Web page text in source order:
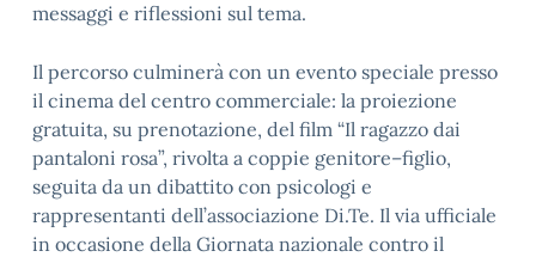
messaggi e riflessioni sul tema.
Il percorso culminerà con un evento speciale presso
il cinema del centro commerciale: la proiezione
gratuita, su prenotazione, del film “Il ragazzo dai
pantaloni rosa”, rivolta a coppie genitore–figlio,
seguita da un dibattito con psicologi e
rappresentanti dell’associazione Di.Te. Il via ufficiale
in occasione della Giornata nazionale contro il